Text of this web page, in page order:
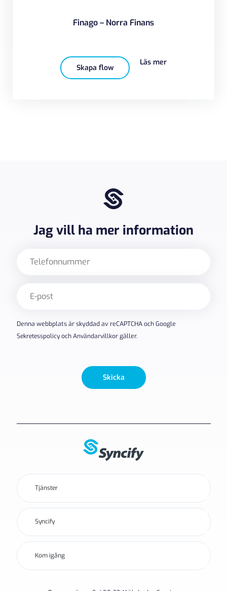
Finago – Norra Finans
Skapa flow
Läs mer
Jag vill ha mer information
post(Obligatoriskt)
Denna webbplats är skyddad av reCAPTCHA och Google
SekretesspolicyochAnvändarvillkorgäller.
Skicka
Tjänster
Syncify
Kom igång